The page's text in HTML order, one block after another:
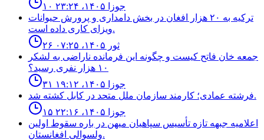
۱۰ جوزا ۱۴۰۵، ۲۳:۲۴
ترکیه به ۲۰ هزار افغان در بخش دامداری و پرورش حیوانات
ویزای کاری داده است.
۲۶ ثور ۱۴۰۵، ۰۷:۲۵
جمعه خان فاتح كيست و چگونه اين فرمانده ناراضى به لشكر
١٠ هزار نفرى رسيد؟
۳۱ جوزا ۱۴۰۵، ۱۹:۱۲
فرشته عمادى؛ كارمند سازمان ملل متحد در كابل كشته شد.
۱۵ جوزا ۱۴۰۵، ۲۲:۱۶
اعلاميه جبهه تازه تأسيس سپاهيان ميهن در باره سقوط اولين
ولسوالى افغانستان.